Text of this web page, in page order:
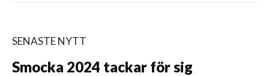
SENASTE NYTT
Smocka 2024 tackar för sig